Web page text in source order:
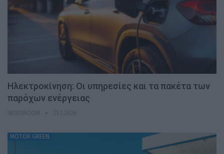
Ηλεκτροκίνηση: Οι υπηρεσίες και τα πακέτα των
παρόχων ενέργειας
MOTOR GREEN